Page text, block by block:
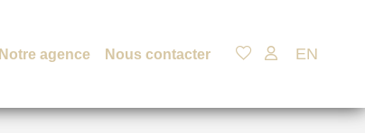
Notre agence Nous contacter EN